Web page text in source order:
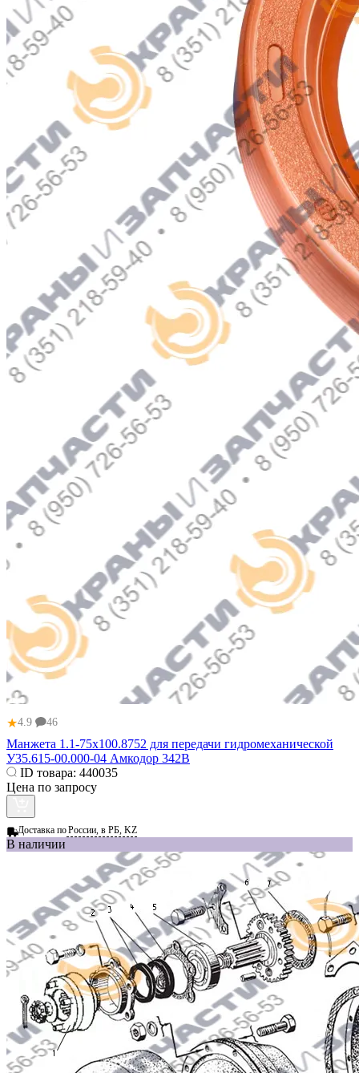
★4.9 46
Манжета 1.1-75х100.8752 для передачи гидромеханической
У35.615-00.000-04 Амкодор 342В
ID товара: 440035
Цена по запросу
Доставка поРоссии, в РБ, KZ
В наличии